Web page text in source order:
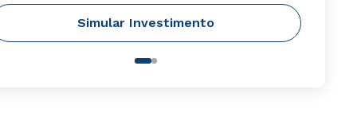
Simular Investimento